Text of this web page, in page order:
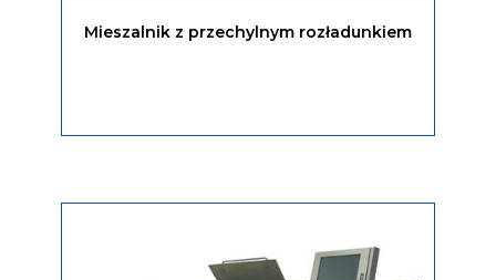
Mieszalnik z przechylnym rozładunkiem